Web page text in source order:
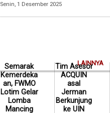
Senin, 1 Desember 2025
LAINNYA
Semarak
Kemerdeka
an, FWMO
Lotim Gelar
Lomba
Mancing
Tim Asesor
ACQUIN
asal
Jerman
Berkunjung
ke UIN